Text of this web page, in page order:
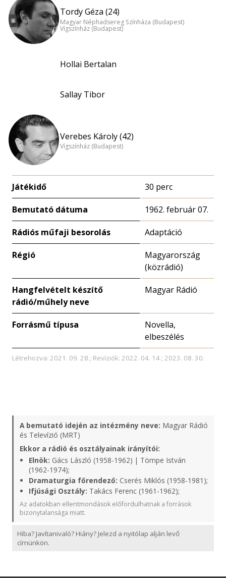
Tordy Géza (24)
Magyar Néphadsereg Színháza (Budapest)
Vígszínház (Budapest)
Hollai Bertalan
Sallay Tibor
Verebes Károly (42)
Vígszínház (Budapest)
Játékidő 30 perc
Bemutató dátuma 1962. február 07.
Rádiós műfaji besorolás Adaptáció
Régió
Magyarország
(közrádió)
Hangfelvételt készítő
rádió/műhely neve
Magyar Rádió
Forrásmű típusa
Novella,
elbeszélés
Létrehozva: 2021. 09. 28.; Revíziók: 2022. 04. 14.; 2023. 08. 30.
A bemutató idején az intézmény neve: Magyar Rádió
és Televízió (MRT)
Ekkor a rádió és osztályainak irányítói:
Elnök: Gács László (1958-1962) | Tömpe István
(1962-1974);
Dramaturgia főrendező: Cserés Miklós (1958-1981);
Ifjúsági Osztály: Takács Ferenc (1961-1962);
Az adatokban ellentmondások előfordulhatnak a források
bizonytalansága miatt.
Hiba? Javítanivaló? Hiány? Jelezd a nyitólap alján levő
címünkön.